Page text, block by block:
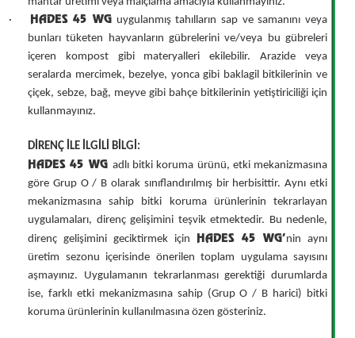
·
HADES 45 WG uygulanmış tahılların sap ve samanını veya
bunları tüketen hayvanların gübrelerini ve/veya bu gübreleri
içeren kompost gibi materyalleri ekilebilir. Arazide veya
seralarda mercimek, bezelye, yonca gibi baklagil bitkilerinin ve
çiçek, sebze, bağ, meyve gibi bahçe bitkilerinin yetiştiriciliği için
kullanmayınız.
DİRENÇ İLE İLGİLİ BİLGİ:
HADES 45 WG adlı bitki koruma ürünü, etki mekanizmasına
göre Grup O / B olarak sınıflandırılmış bir herbisittir. Aynı etki
mekanizmasına sahip bitki koruma ürünlerinin tekrarlayan
uygulamaları, direnç gelişimini teşvik etmektedir. Bu nedenle,
direnç gelişimini geciktirmek için HADES 45 WG'nin aynı
üretim sezonu içerisinde önerilen toplam uygulama sayısını
aşmayınız. Uygulamanın tekrarlanması gerektiği durumlarda
ise, farklı etki mekanizmasına sahip (Grup O / B harici) bitki
koruma ürünlerinin kullanılmasına özen gösteriniz.